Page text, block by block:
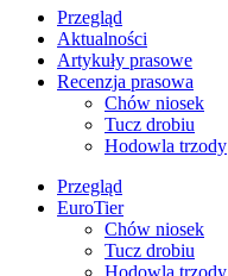
Przegląd
Aktualności
Artykuły prasowe
Recenzja prasowa
Chów niosek
Tucz drobiu
Hodowla trzody
Przegląd
EuroTier
Chów niosek
Tucz drobiu